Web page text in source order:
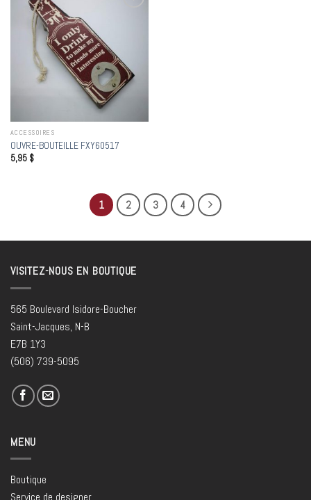
ACCESSOIRES
OUVRE-BOUTEILLE FXY60517
5,95 $
1 2 3 4
VISITEZ-NOUS EN BOUTIQUE
565 Boulevard Isidore-Boucher
Saint-Jacques, N-B
E7B 1Y3
(506) 739-5095
MENU
Boutique
Service de designer